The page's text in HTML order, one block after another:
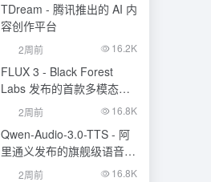
TDream - 腾讯推出的 AI 内
容创作平台
2周前 16.2K
FLUX 3 - Black Forest
Labs 发布的首款多模态基
础模型
2周前 16.8K
Qwen-Audio-3.0-TTS - 阿
里通义发布的旗舰级语音合
成大模型
2周前 16.8K